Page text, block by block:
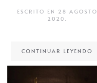
ESCRITO EN 28 AGOSTO
2020
CONTINUAR LEYENDO